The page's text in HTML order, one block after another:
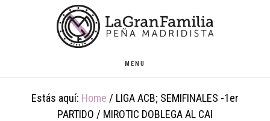
MENU
Estás aquí: Home / LIGA ACB; SEMIFINALES -1er
PARTIDO / MIROTIC DOBLEGA AL CAI